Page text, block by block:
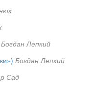
Богдан Лепкий
Богдан Лепкий
Сад